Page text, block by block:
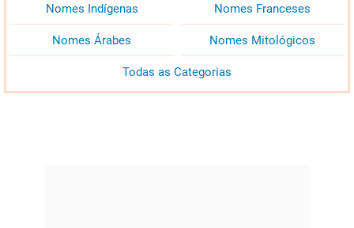
Nomes Indígenas Nomes Franceses
Nomes Árabes Nomes Mitológicos
Todas as Categorias